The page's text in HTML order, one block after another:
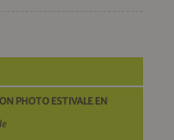
PHOTO ESTIVALE EN